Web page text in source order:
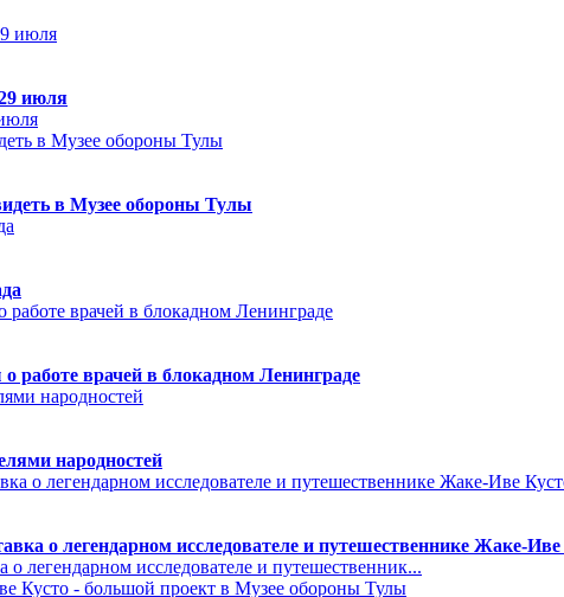
июля
в Музее обороны Тулы
работе врачей в блокадном Ленинграде
народностей
о легендарном исследователе и путешественнике Жаке-
легендарном исследователе и путешественник...